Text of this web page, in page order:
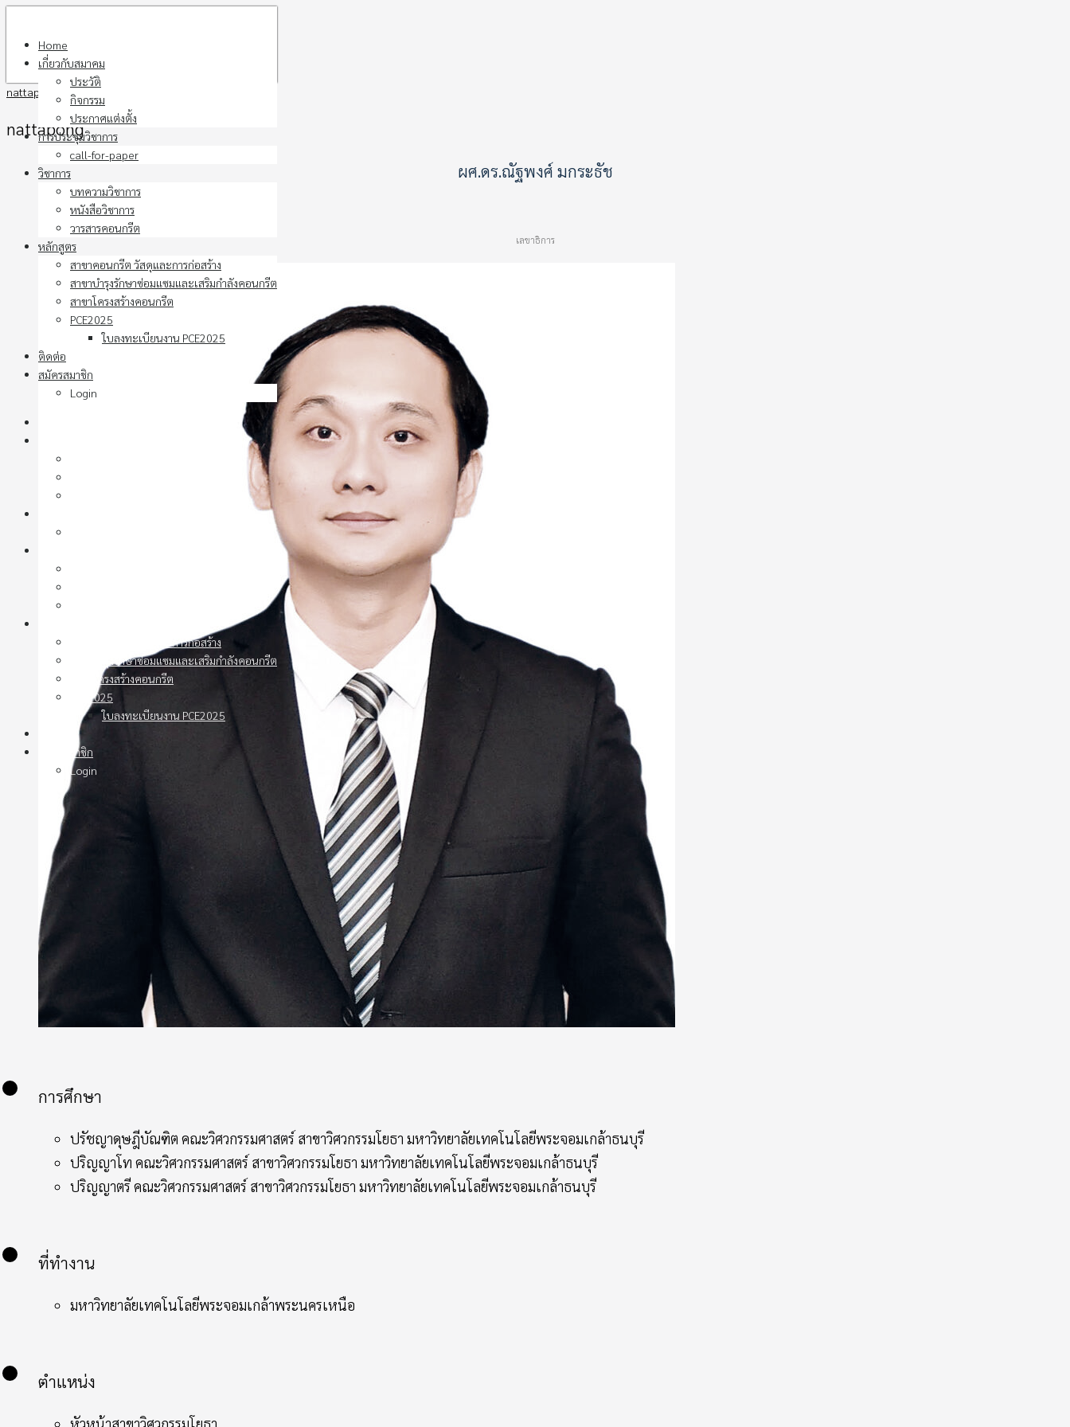
contentHome
เกี่ยวกับสมาคม
ประวัติ
กิจกรรม
ประกาศแต่งตั้ง
การประชุมวิชาการ
call-for-paper
วิชาการ
บทความวิชาการ
หนังสือวิชาการ
วารสารคอนกรีต
หลักสูตร
สาขาคอนกรีต วัสดุและการก่อสร้าง
สาขาบำรุงรักษาซ่อมแซมและเสริมกำลังคอนกรีต
สาขาโครงสร้างคอนกรีต
PCE2025
ใบลงทะเบียนงาน PCE2025
ติดต่อ
สมัครสมาชิก
Login
สาขาคอนกรีต วัสดุและการก่อสร้าง
สาขาบำรุงรักษาซ่อมแซมและเสริมกำลังคอนกรีต
สาขาโครงสร้างคอนกรีต
PCE2025
ใบลงทะเบียนงาน PCE2025
สมัครสมาชิก
Login
nattapong
nattapong
ผศ.ดร.ณัฐพงศ์ มกระธัช
เลขาธิการ
การศึกษา
ปรัชญาดุษฎีบัณฑิต คณะวิศวกรรมศาสตร์ สาขาวิศวกรรมโยธา มหาวิทยาลัยเทคโนโลยีพระจอมเกล้าธนบุรี
ปริญญาโท คณะวิศวกรรมศาสตร์ สาขาวิศวกรรมโยธา มหาวิทยาลัยเทคโนโลยีพระจอมเกล้าธนบุรี
ปริญญาตรี คณะวิศวกรรมศาสตร์ สาขาวิศวกรรมโยธา มหาวิทยาลัยเทคโนโลยีพระจอมเกล้าธนบุรี
ที่ทำงาน
มหาวิทยาลัยเทคโนโลยีพระจอมเกล้าพระนครเหนือ
ตำแหน่ง